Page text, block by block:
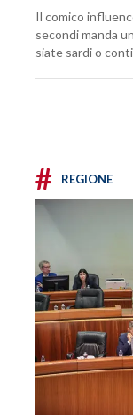
Il comico
secondi manda
siate sardi o
# REGIONE